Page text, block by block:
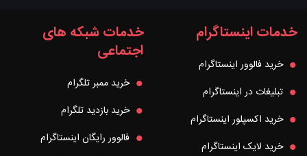
خدمات اینستاگرام
خرید فالوور اینستاگرام
تبلیغات در اینستاگرام
خرید اکسپلور اینستاگرام
خرید لایک اینستاگرام
خدمات شبکه های
اجتماعی
خرید ممبر تلگرام
خرید بازدید تلگرام
فالوور رایگان اینستاگرام